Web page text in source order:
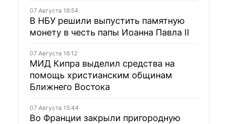
07 Августа 16:54
В НБУ решили выпустить памятную
монету в честь папы Иоанна Павла II
07 Августа 16:12
МИД Кипра выделил средства на
помощь христианским общинам
Ближнего Востока
07 Августа 15:44
Во Франции закрыли пригородную